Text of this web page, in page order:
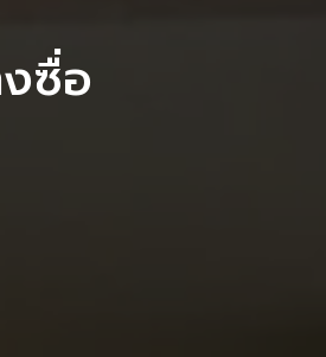
ซื่อ